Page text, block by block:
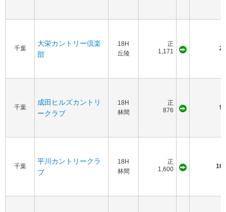
千葉
大栄カントリー倶楽
部
18H
丘陵
正
1,171
千葉
成田ヒルズカントリ
ークラブ
18H
林間
正
876
千葉
平川カントリークラ
ブ
18H
林間
正
1,600